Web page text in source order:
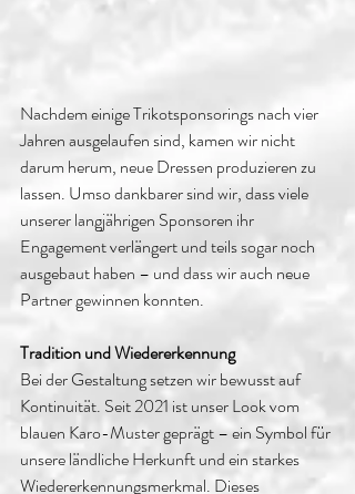
Nachdem einige Trikotsponsorings nach vier
Jahren ausgelaufen sind, kamen wir nicht
darum herum, neue Dressen produzieren zu
lassen. Umso dankbarer sind wir, dass viele
unserer langjährigen Sponsoren ihr
Engagement verlängert und teils sogar noch
ausgebaut haben – und dass wir auch neue
Partner gewinnen konnten.
Tradition und Wiedererkennung
Bei der Gestaltung setzen wir bewusst auf
Kontinuität. Seit 2021 ist unser Look vom
blauen Karo-Muster geprägt – ein Symbol für
unsere ländliche Herkunft und ein starkes
Wiedererkennungsmerkmal. Dieses